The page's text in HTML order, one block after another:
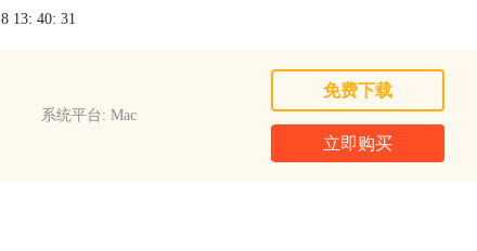
13: 40: 31
系统平台: Mac
免费下载
立即购买